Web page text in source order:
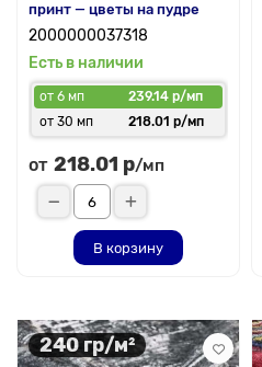
принт — цветы на пудре
2000000037318
Есть в наличии
от 6 мп
239.14 р/мп
от 30 мп
218.01 р/мп
от 218.01 р/мп
В корзину
240 гр/м²